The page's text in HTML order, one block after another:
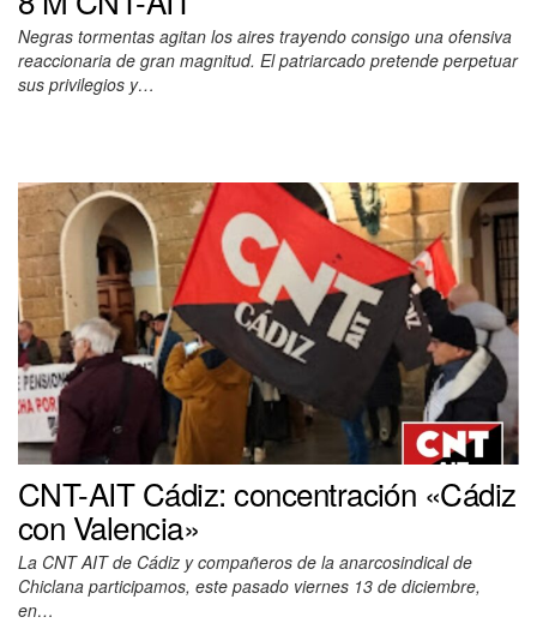
Negras tormentas agitan los aires trayendo consigo una ofensiva
reaccionaria de gran magnitud. El patriarcado pretende perpetuar
sus privilegios y…
CNT-AIT Cádiz: concentración «Cádiz
con Valencia»
La CNT AIT de Cádiz y compañeros de la anarcosindical de
Chiclana participamos, este pasado viernes 13 de diciembre,
en…